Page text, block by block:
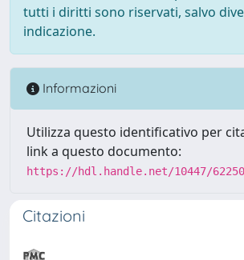
tutti i diritti sono riservati, salvo
indicazione.
Informazioni
Utilizza questo identificativo per
link a questo documento:
https://hdl.handle.net/10447/
Citazioni